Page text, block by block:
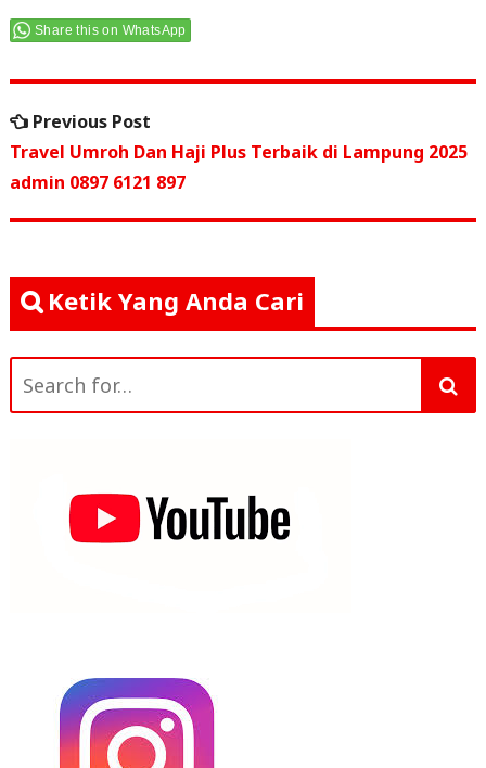
c
e
b
o
o
k
itt
e
r
ai
l
at
s
p
p
e
Share this on WhatsApp
Navigasi
pos
Previous PostPrevious
post:
Travel Umroh Dan Haji Plus Terbaik di Lampung 2025
admin 0897 6121 897
Ketik Yang Anda Cari
for: